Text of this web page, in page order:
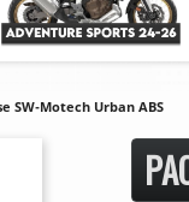
SW-Motech Urban ABS